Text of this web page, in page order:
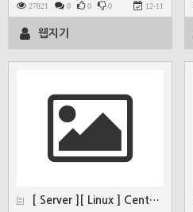
27821 0 0 0 12-11
웹지기
[ Server ][ Linux ] CentOS 7 데…